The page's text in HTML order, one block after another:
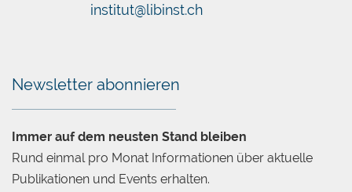
Chatbot
institut@libinst.ch
Newsletter abonnieren
Immer auf dem neusten Stand bleiben
Rund einmal pro Monat Informationen über aktuelle
Publikationen und Events erhalten.